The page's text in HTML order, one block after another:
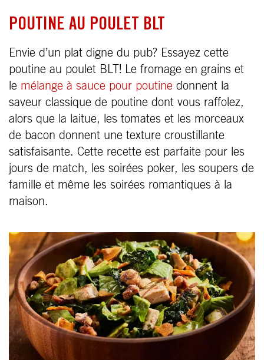
POUTINE AU POULET BLT
Envie d’un plat digne du pub? Essayez cette
poutine au poulet BLT! Le fromage en grains et
le mélange à sauce pour poutine donnent la
saveur classique de poutine dont vous raffolez,
alors que la laitue, les tomates et les morceaux
de bacon donnent une texture croustillante
satisfaisante. Cette recette est parfaite pour les
jours de match, les soirées poker, les soupers de
famille et même les soirées romantiques à la
maison.